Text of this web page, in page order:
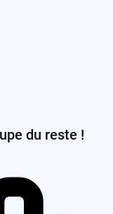
du reste !